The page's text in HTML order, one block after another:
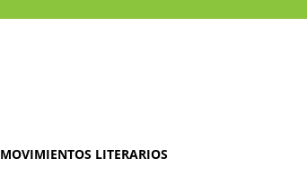
MOVIMIENTOS LITERARIOS